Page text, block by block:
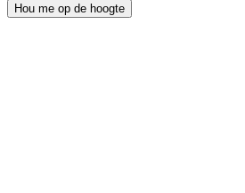
Hou me op de hoogte